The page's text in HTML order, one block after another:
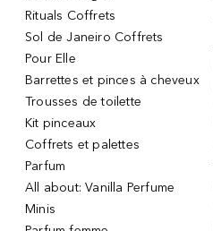
Rituals Coffrets
Sol de Janeiro Coffrets
Pour Elle
Barrettes et pinces à cheveux
Trousses de toilette
Kit pinceaux
Coffrets et palettes
Parfum
All about: Vanilla Perfume
Minis